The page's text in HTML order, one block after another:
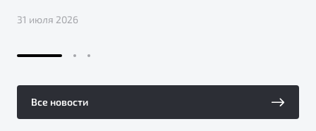
31 июля 2026
Все новости